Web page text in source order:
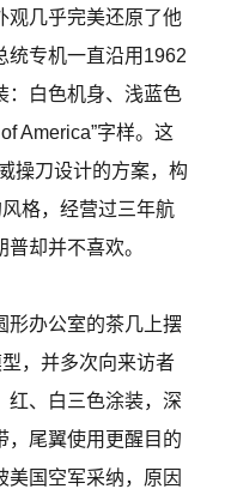
观几乎完美还原了他
统专机一直沿用1962
：白色机身、浅蓝色
America”字样。这
操刀设计的方案，构
格，经营过三年航
却并不喜欢。
形办公室的茶几上摆
，并多次向来访者
红、白三色涂装，深
，尾翼使用更醒目的
美国空军采纳，原因